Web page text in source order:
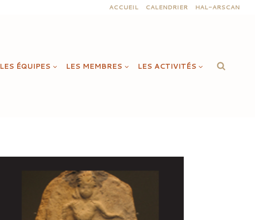
ACCUEIL CALENDRIER HAL-ARSCAN
LES ÉQUIPES LES MEMBRES LES ACTIVITÉS